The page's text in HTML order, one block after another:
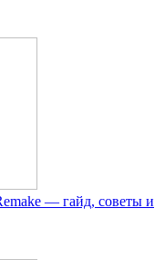
— гайд, советы и